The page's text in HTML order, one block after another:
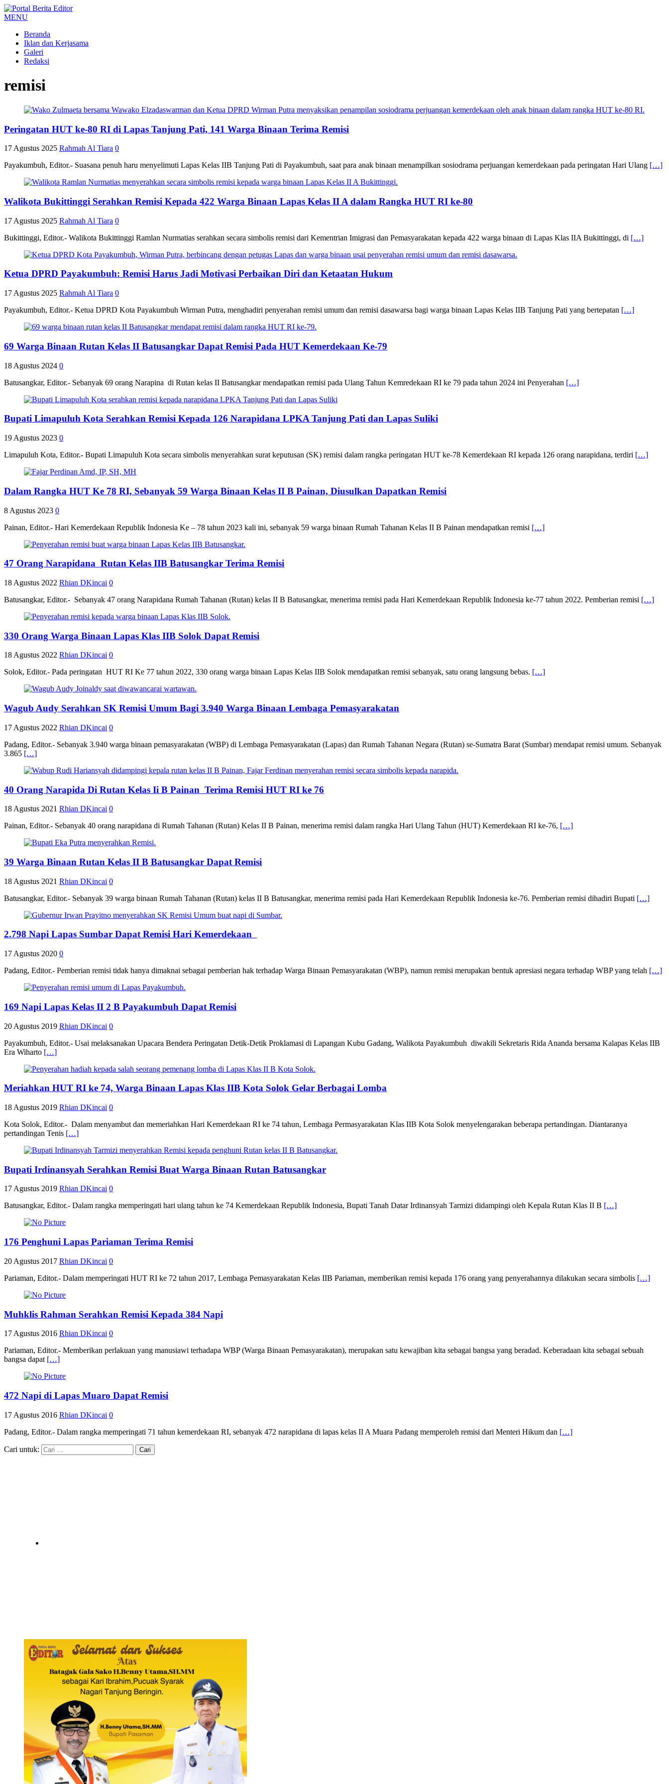
MENU
Beranda
Iklan dan Kerjasama
Galeri
Redaksi
remisi
Peringatan HUT ke-80 RI di Lapas Tanjung Pati, 141 Warga Binaan Terima Remisi
17 Agustus 2025 Rahmah Al Tiara 0
Payakumbuh, Editor.- Suasana penuh haru menyelimuti Lapas Kelas IIB Tanjung Pati di Payakumbuh, saat para anak binaan menampilkan sosiodrama perjuangan kemerdekaan pada peringatan Hari Ulang […]
Walikota Bukittinggi Serahkan Remisi Kepada 422 Warga Binaan Lapas Kelas II A dalam Rangka HUT RI ke-80
17 Agustus 2025 Rahmah Al Tiara 0
Bukittinggi, Editor.- Walikota Bukittinggi Ramlan Nurmatias serahkan secara simbolis remisi dari Kementrian Imigrasi dan Pemasyarakatan kepada 422 warga binaan di Lapas Klas IIA Bukittinggi, di […]
Ketua DPRD Payakumbuh: Remisi Harus Jadi Motivasi Perbaikan Diri dan Ketaatan Hukum
17 Agustus 2025 Rahmah Al Tiara 0
Payakumbuh, Editor.- Ketua DPRD Kota Payakumbuh Wirman Putra, menghadiri penyerahan remisi umum dan remisi dasawarsa bagi warga binaan Lapas Kelas IIB Tanjung Pati yang bertepatan […]
69 Warga Binaan Rutan Kelas II Batusangkar Dapat Remisi Pada HUT Kemerdekaan Ke-79
18 Agustus 2024 0
Batusangkar, Editor.- Sebanyak 69 orang Narapina di Rutan kelas II Batusangkar mendapatkan remisi pada Ulang Tahun Kemredekaan RI ke 79 pada tahun 2024 ini Penyerahan […]
Bupati Limapuluh Kota Serahkan Remisi Kepada 126 Narapidana LPKA Tanjung Pati dan Lapas Suliki
19 Agustus 2023 0
Limapuluh Kota, Editor.- Bupati Limapuluh Kota secara simbolis menyerahkan surat keputusan (SK) remisi dalam rangka peringatan HUT ke-78 Kemerdekaan RI kepada 126 orang narapidana, terdiri […]
Dalam Rangka HUT Ke 78 RI, Sebanyak 59 Warga Binaan Kelas II B Painan, Diusulkan Dapatkan Remisi
8 Agustus 2023 0
Painan, Editor.- Hari Kemerdekaan Republik Indonesia Ke – 78 tahun 2023 kali ini, sebanyak 59 warga binaan Rumah Tahanan Kelas II B Painan mendapatkan remisi […]
47 Orang Narapidana Rutan Kelas IIB Batusangkar Terima Remisi
18 Agustus 2022 Rhian DKincai 0
Batusangkar, Editor.- Sebanyak 47 orang Narapidana Rumah Tahanan (Rutan) kelas II B Batusangkar, menerima remisi pada Hari Kemerdekaan Republik Indonesia ke-77 tahun 2022. Pem­berian remisi […]
330 Orang Warga Binaan Lapas Klas IIB Solok Dapat Remisi
18 Agustus 2022 Rhian DKincai 0
Solok, Editor.- Pada peringatan HUT RI Ke 77 tahun 2022, 330 orang warga binaan Lapas Kelas IIB Solok mendapatkan remisi sebanyak, satu orang langsung bebas. […]
Wagub Audy Serahkan SK Remisi Umum Bagi 3.940 Warga Binaan Lembaga Pemasyarakatan
17 Agustus 2022 Rhian DKincai 0
Padang, Editor.- Sebanyak 3.940 warga binaan pemasyarakatan (WBP) di Lembaga Pemasyarakatan (Lapas) dan Rumah Tahanan Negara (Rutan) se-Sumatra Barat (Sumbar) mendapat remisi umum. Sebanyak
3.865 […]
40 Orang Narapida Di Rutan Kelas Ii B Painan Terima Remisi HUT RI ke 76
18 Agustus 2021 Rhian DKincai 0
Painan, Editor.- Sebanyak 40 orang narapidana di Rumah Tahanan (Rutan) Kelas II B Painan, menerima remisi dalam rangka Hari Ulang Tahun (HUT) Kemerdekaan RI ke-76, […]
39 Warga Binaan Rutan Kelas II B Batusangkar Dapat Remisi
18 Agustus 2021 Rhian DKincai 0
Batusangkar, Editor.- Sebanyak 39 warga binaan Rumah Tahanan (Rutan) kelas II B Batusangkar, menerima remisi pada Hari Kemerdekaan Republik Indonesia ke-76. Pemberian remisi dihadiri Bupati […]
2.798 Napi Lapas Sumbar Dapat Remisi Hari Kemerdekaan
17 Agustus 2020 0
Padang, Editor.- Pemberian remisi tidak hanya dimaknai sebagai pemberian hak terhadap Warga Binaan Pemasyarakatan (WBP), namun remisi merupakan bentuk apresiasi negara terhadap WBP yang telah […]
169 Napi Lapas Kelas II 2 B Payakumbuh Dapat Remisi
20 Agustus 2019 Rhian DKincai 0
Payakumbuh, Editor.- Usai melaksanakan Upacara Bendera Peringatan Detik-Detik Proklamasi di Lapangan Kubu Gadang, Walikota Payakumbuh diwakili Sekretaris Rida Ananda bersama Kalapas Kelas IIB
Era Wiharto […]
Meriahkan HUT RI ke 74, Warga Binaan Lapas Klas IIB Kota Solok Gelar Berbagai Lomba
18 Agustus 2019 Rhian DKincai 0
Kota Solok, Editor.- Dalam menyambut dan memeriahkan Hari Kemerdekaan RI ke 74 tahun, Lembaga Permasyarakatan Klas IIB Kota Solok menyelengarakan beberapa pertandingan. Diantaranya
pertandingan Tenis […]
Bupati Irdinansyah Serahkan Remisi Buat Warga Binaan Rutan Batusangkar
17 Agustus 2019 Rhian DKincai 0
Batusangkar, Editor.- Dalam rangka memperingati hari ulang tahun ke 74 Kemerdekaan Republik Indonesia, Bupati Tanah Datar Irdinansyah Tarmizi didampingi oleh Kepala Rutan Klas II B […]
176 Penghuni Lapas Pariaman Terima Remisi
20 Agustus 2017 Rhian DKincai 0
Pariaman, Editor.- Dalam memperingati HUT RI ke 72 tahun 2017, Lembaga Pemasyarakatan Kelas IIB Pariaman, memberikan remisi kepada 176 orang yang penyerahannya dilakukan secara simbolis […]
Muhklis Rahman Serahkan Remisi Kepada 384 Napi
17 Agustus 2016 Rhian DKincai 0
Pariaman, Editor.- Memberikan perlakuan yang manusiawi terhadapa WBP (Warga Binaan Pemasyarakatan), merupakan satu kewajiban kita sebagai bangsa yang beradad. Keberadaan kita sebagai sebuah
bangsa dapat […]
472 Napi di Lapas Muaro Dapat Remisi
17 Agustus 2016 Rhian DKincai 0
Padang, Editor.- Dalam rangka memperingati 71 tahun kemerdekaan RI, sebanyak 472 narapidana di lapas kelas II A Muara Padang memperoleh remisi dari Menteri Hikum dan […]
Cari untuk: